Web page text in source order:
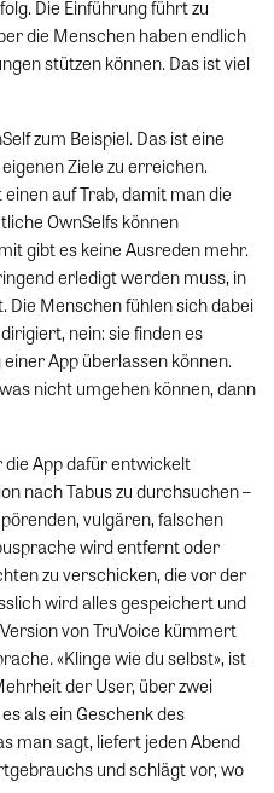
Die Einführung führt zu
die Menschen haben endlich
stützen können. Das ist viel
zum Beispiel. Das ist eine
Ziele zu erreichen.
auf Trab, damit man die
OwnSelfs können
gibt es keine Ausreden mehr.
erledigt werden muss, in
Die Menschen fühlen sich dabei
nein: sie finden es
App überlassen können.
nicht umgehen können, dann
App dafür entwickelt
nach Tabus zu durchsuchen –
vulgären, falschen
wird entfernt oder
zu verschicken, die vor der
wird alles gespeichert und
von TruVoice kümmert
«Klinge wie du selbst», ist
der User, über zwei
als ein Geschenk des
man sagt, liefert jeden Abend
und schlägt vor, wo